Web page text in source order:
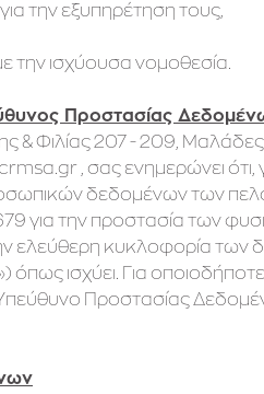
την εξυπηρέτηση τους,
την ισχύουσα νομοθεσία.
Προστασίας
& Φιλίας 207 - 209,
, σας ενημερώνει
δεδομένων των
για την προστασία των
ελεύθερη κυκλοφορία των
όπως ισχύει. Για
Προστασίας